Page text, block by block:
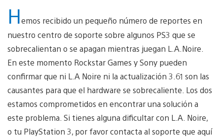
Hemos recibido un pequeño número de reportes en
nuestro centro de soporte sobre algunos PS3 que se
sobrecalientan o se apagan mientras juegan L.A.Noire.
En este momento Rockstar Games y Sony pueden
confirmar que ni L.A Noire ni la actualización 3.61 son las
causantes para que el hardware se sobrecaliente. Los dos
estamos comprometidos en encontrar una solución a
este problema. Si tienes alguna dificultar con L.A. Noire,
o tu PlayStation 3, por favor contacta al soporte que aquí